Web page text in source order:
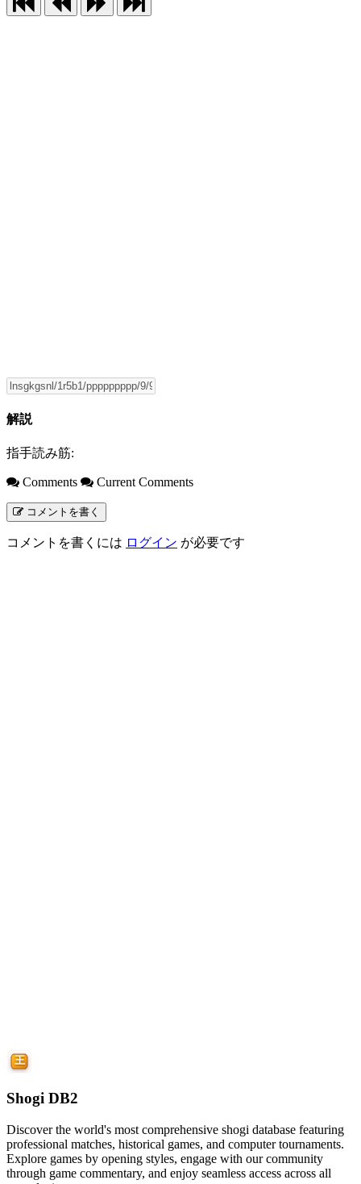
解説
指手読み筋:
Comments Current Comments
コメントを書く
コメントを書くには ログイン が必要です
Shogi DB2
Discover the world's most comprehensive shogi database featuring
professional matches, historical games, and computer tournaments.
Explore games by opening styles, engage with our community
through game commentary, and enjoy seamless access across all